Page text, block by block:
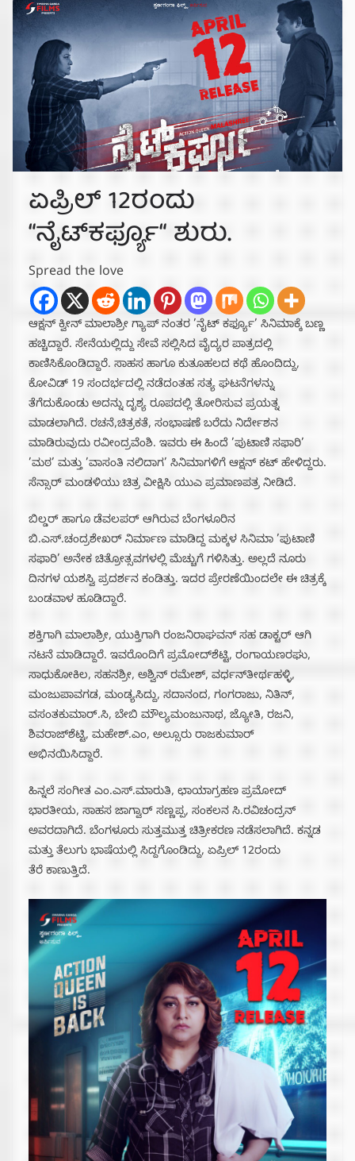
ಏಪ್ರಿಲ್ 12ರಂದು
“ನೈಟ್‌ಕರ್ಫ್ಯೂ“ ಶುರು.
Spread the love
ಆಕ್ಷನ್ ಕ್ವೀನ್ ಮಾಲಾಶ್ರೀ ಗ್ಯಾಪ್ ನಂತರ ’ನೈಟ್ ಕರ್ಫ್ಯೂ’ ಸಿನಿಮಾಕ್ಕೆ ಬಣ್ಣ
ಹಚ್ಚಿದ್ದಾರೆ. ಸೇನೆಯಲ್ಲಿದ್ದು ಸೇವೆ ಸಲ್ಲಿಸಿದ ವೈದ್ಯರ ಪಾತ್ರದಲ್ಲಿ
ಕಾಣಿಸಿಕೊಂಡಿದ್ದಾರೆ. ಸಾಹಸ ಹಾಗೂ ಕುತೂಹಲದ ಕಥೆ ಹೊಂದಿದ್ದು,
ಕೋವಿಡ್ 19 ಸಂದರ್ಭದಲ್ಲಿ ನಡೆದಂತಹ ಸತ್ಯ ಘಟನೆಗಳನ್ನು
ತೆಗೆದುಕೊಂಡು ಅದನ್ನು ದೃಶ್ಯ ರೂಪದಲ್ಲಿ ತೋರಿಸುವ ಪ್ರಯತ್ನ
ಮಾಡಲಾಗಿದೆ. ರಚನೆ,ಚಿತ್ರಕತೆ, ಸಂಭಾಷಣೆ ಬರೆದು ನಿರ್ದೇಶನ
ಮಾಡಿರುವುದು ರವೀಂದ್ರವೆಂಶಿ. ಇವರು ಈ ಹಿಂದೆ ’ಪುಟಾಣಿ ಸಫಾರಿ’
’ಮಠ’ ಮತ್ತು ’ವಾಸಂತಿ ನಲಿದಾಗ’ ಸಿನಿಮಾಗಳಿಗೆ ಆಕ್ಷನ್ ಕಟ್ ಹೇಳಿದ್ದರು.
ಸೆನ್ಸಾರ್ ಮಂಡಳಿಯು ಚಿತ್ರ ವೀಕ್ಷಿಸಿ ಯುಎ ಪ್ರಮಾಣಪತ್ರ ನೀಡಿದೆ.
ಬಿಲ್ಡರ್ ಹಾಗೂ ಡೆವಲಪರ್ ಆಗಿರುವ ಬೆಂಗಳೂರಿನ
ಬಿ.ಎಸ್.ಚಂದ್ರಶೇಖರ್ ನಿರ್ಮಾಣ ಮಾಡಿದ್ದ ಮಕ್ಕಳ ಸಿನಿಮಾ ’ಪುಟಾಣಿ
ಸಫಾರಿ’ ಅನೇಕ ಚಿತ್ರೋತ್ಸವಗಳಲ್ಲಿ ಮೆಚ್ಚುಗೆ ಗಳಿಸಿತ್ತು. ಅಲ್ಲದೆ ನೂರು
ದಿನಗಳ ಯಶಸ್ವಿ ಪ್ರದರ್ಶನ ಕಂಡಿತ್ತು. ಇದರ ಪ್ರೇರಣೆಯಿಂದಲೇ ಈ ಚಿತ್ರಕ್ಕೆ
ಬಂಡವಾಳ ಹೂಡಿದ್ದಾರೆ.
ಶಕ್ತಿಗಾಗಿ ಮಾಲಾಶ್ರೀ, ಯುಕ್ತಿಗಾಗಿ ರಂಜನಿರಾಘವನ್ ಸಹ ಡಾಕ್ಟರ್ ಆಗಿ
ನಟನೆ ಮಾಡಿದ್ದಾರೆ. ಇವರೊಂದಿಗೆ ಪ್ರಮೋದ್‌ಶೆಟ್ಟಿ, ರಂಗಾಯಣರಘು,
ಸಾಧುಕೋಕಿಲ, ಸಹನಶ್ರೀ, ಅಶ್ವಿನ್‌ ರಮೇಶ್, ವರ್ಧನ್‌ತೀರ್ಥಹಳ್ಳಿ,
ಮಂಜುಪಾವಗಡ, ಮಂಡ್ಯಸಿದ್ದು, ಸದಾನಂದ, ಗಂಗರಾಜು, ನಿತಿನ್,
ವಸಂತಕುಮಾರ್.ಸಿ, ಬೇಬಿ ಮೌಲ್ಯಮಂಜುನಾಥ, ಜ್ಯೋತಿ, ರಜನಿ,
ಶಿವರಾಜ್‌ಶೆಟ್ಟಿ, ಮಹೇಶ್.ಎಂ, ಅಲ್ಸೂರು ರಾಜಕುಮಾರ್
ಅಭಿನಯಿಸಿದ್ದಾರೆ.
ಹಿನ್ನಲೆ ಸಂಗೀತ ಎಂ.ಎಸ್.ಮಾರುತಿ, ಛಾಯಾಗ್ರಹಣ ಪ್ರಮೋದ್‌
ಭಾರತೀಯ, ಸಾಹಸ ಜಾಗ್ವಾರ್‌ ಸಣ್ಣಪ್ಪ, ಸಂಕಲನ ಸಿ.ರವಿಚಂದ್ರನ್
ಅವರದಾಗಿದೆ. ಬೆಂಗಳೂರು ಸುತ್ತಮುತ್ತ ಚಿತ್ರೀಕರಣ ನಡೆಸಲಾಗಿದೆ. ಕನ್ನಡ
ಮತ್ತು ತೆಲುಗು ಭಾಷೆಯಲ್ಲಿ ಸಿದ್ದಗೊಂಡಿದ್ದು, ಏಪ್ರಿಲ್ 12ರಂದು
ತೆರೆ ಕಾಣುತ್ತಿದೆ.